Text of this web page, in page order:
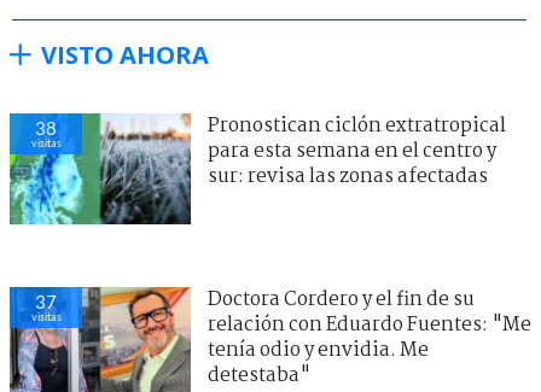
VISTO AHORA
38
visitas
Pronostican ciclón extratropical
para esta semana en el centro y
sur: revisa las zonas afectadas
37
visitas
Doctora Cordero y el fin de su
relación con Eduardo Fuentes: "Me
tenía odio y envidia. Me
detestaba"